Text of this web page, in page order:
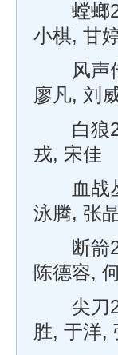
螳螂
小棋, 甘
风声传
廖凡, 刘
白狼
戎, 宋佳
血战丛
泳腾, 张
断箭
陈德容,
尖刀
胜, 于洋,